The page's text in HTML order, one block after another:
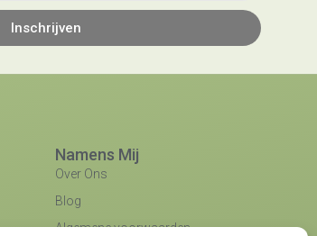
Inschrijven
Namens Mij
Over Ons
Blog
Algemene voorwaarden